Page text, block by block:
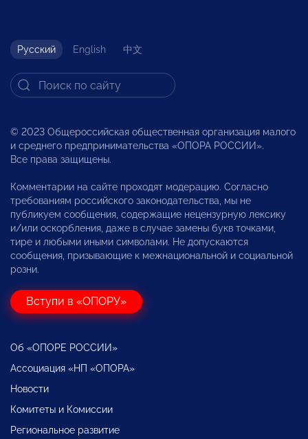
Русский English 中文
© 2023 Общероссийская общественная организация малого
и среднего предпринимательства «ОПОРА РОССИИ».
Все права защищены.
Комментарии на сайте проходят модерацию. Согласно
требованиям российского законодательства, мы не
публикуем сообщения, содержащие нецензурную лексику
и/или оскорбления, даже в случае замены букв точками,
тире и любыми иными символами. Не допускаются
сообщения, призывающие к межнациональной и социальной
розни.
Вступи в «ОПОРУ»
Об «ОПОРЕ РОССИИ»
Ассоциация «НП «ОПОРА»
Новости
Комитеты и Комиссии
Региональное развитие